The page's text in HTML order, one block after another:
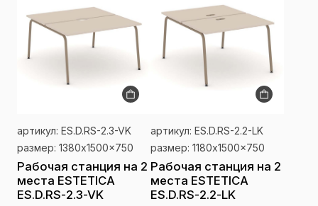
артикул: ES.D.RS-2.3-VK
размер: 1380x1500x750
Рабочая станция на 2
места ESTETICA
ES.D.RS-2.3-VK
артикул: ES.D.RS-2.2-LK
размер: 1180x1500x750
Рабочая станция на 2
места ESTETICA
ES.D.RS-2.2-LK